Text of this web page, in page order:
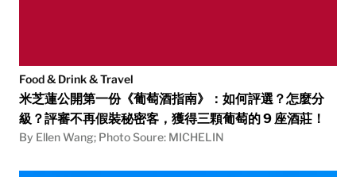
Food & Drink & Travel
米芝蓮公開第一份《葡萄酒指南》：如何評選？怎麼分
級？評審不再假裝秘密客，獲得三顆葡萄的 9 座酒莊！
By Ellen Wang; Photo Soure: MICHELIN